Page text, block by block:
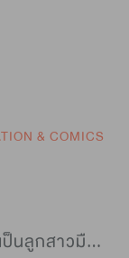
& COMICS
ชีวิตใหม่นี้ฉันจะเป็นลูกสาวมือโปร